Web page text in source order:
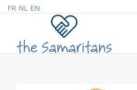
FR NL EN